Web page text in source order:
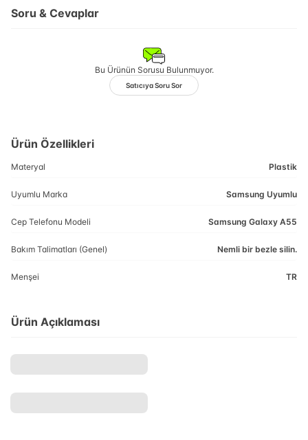
Soru & Cevaplar
Bu Ürünün Sorusu Bulunmuyor.
Satıcıya Soru Sor
Ürün Özellikleri
Materyal Plastik
Uyumlu Marka Samsung Uyumlu
Cep Telefonu Modeli Samsung Galaxy A55
Bakım Talimatları (Genel) Nemli bir bezle silin.
Menşei TR
Ürün Açıklaması